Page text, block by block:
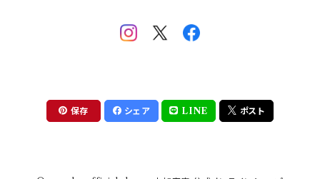
ちびまる子ちゃんandクレヨンしんちゃん
THE BEATLES(ザ・ビートルズ)
【山加商店×yaeko】migratory bird
HAPPY DINING(ハッピーダイニング)
保存 シェア LINE ポスト